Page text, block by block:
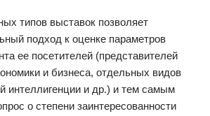
типов выставок позволяет
подход к оценке параметров
ее посетителей (представителей
и бизнеса, отдельных видов
интеллигенции и др.) и тем самым
о степени заинтересованности